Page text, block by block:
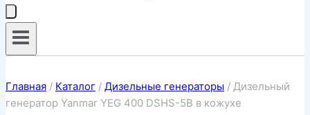
товаров
Главная / Каталог / Дизельные генераторы / Дизельный
генератор Yanmar YEG 400 DSHS-5B в кожухе